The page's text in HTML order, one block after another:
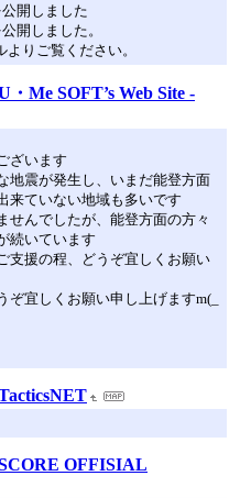
公開しました
開しました。
りご覧ください。
・Me SOFT’s Web Site -
ざいます
地震が発生し、いまだ能登方面
来ていない地域も多いです
せんでしたが、能登方面の方々
続いています
支援の程、どうぞ宜しくお願い
宜しくお願い申し上げますm(_
OFFISIAL